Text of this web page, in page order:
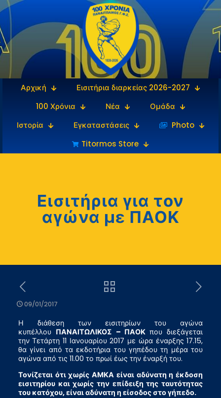
Αρχική
Εισιτήρια διαρκείας 2026-2027
100 Χρόνια
Νέα
Ομάδα
Ιστορία
Εγκαταστάσεις
‎‏‏‎ ‎Photo
Titormos Store
Εισιτήρια για τον
αγώνα με ΠΑΟΚ
09/01/2017
Η διάθεση των εισιτηρίων του αγώνα
κυπέλλου ΠΑΝΑΙΤΩΛΙΚΟΣ – ΠΑΟΚπου διεξάγεται
την Τετάρτη 11 Ιανουαρίου 2017 με ώρα έναρξης 17.15,
θα γίνει από τα εκδοτήρια του γηπέδου τη μέρα του
αγώνα από τις 11.00 το πρωί έως την έναρξή του.
Τονίζεται ότι χωρίς ΑΜΚΑ είναι αδύνατη η έκδοση
εισιτηρίου και χωρίς την επίδειξη της ταυτότητας
του κατόχου, είναι αδύνατη η είσοδος στο γήπεδο.